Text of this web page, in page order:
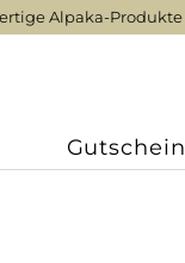
Alpaka-Produkte